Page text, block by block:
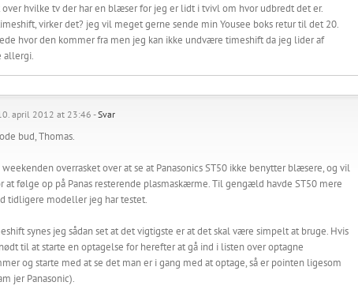
over hvilke tv der har en blæser for jeg er lidt i tvivl om hvor udbredt det er.
virker det? jeg vil meget gerne sende min Yousee boks retur til det 20.
hvor den kommer fra men jeg kan ikke undvære timeshift da jeg lider af
allergi.
april 2012 at 23:46 -Svar
bud, Thomas.
weekenden overrasket over at se at Panasonics ST50 ikke benytter blæsere, og vil
at følge op på Panas resterende plasmaskærme. Til gengæld havde ST50 mere
tidligere modeller jeg har testet.
synes jeg sådan set at det vigtigste er at det skal være simpelt at bruge. Hvis
til at starte en optagelse for herefter at gå ind i listen over optagne
og starte med at se det man er i gang med at optage, så er pointen ligesom
jer Panasonic).